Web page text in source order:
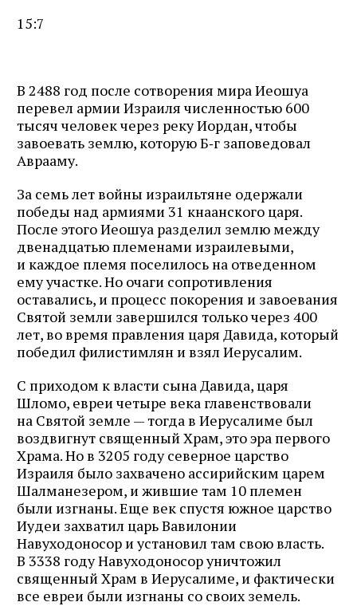
15:7
В 2488 год после сотворения мира Иеошуа
перевел армии Израиля численностью 600
тысяч человек через реку Иордан, чтобы
завоевать землю, которую Б‑г заповедовал
Аврааму.
За семь лет войны израильтяне одержали
победы над армиями 31 кнаанского царя.
После этого Иеошуа разделил землю между
двенадцатью племенами израилевыми,
и каждое племя поселилось на отведенном
ему участке. Но очаги сопротивления
оставались, и процесс покорения и завоевания
Святой земли завершился только через 400
лет, во время правления царя Давида, который
победил филистимлян и взял Иерусалим.
С приходом к власти сына Давида, царя
Шломо, евреи четыре века главенствовали
на Святой земле — тогда в Иерусалиме был
воздвигнут священный Храм, это эра первого
Храма. Но в 3205 году северное царство
Израиля было захвачено ассирийским царем
Шалманезером, и жившие там 10 племен
были изгнаны. Еще век спустя южное царство
Иудеи захватил царь Вавилонии
Навуходоносор и установил там свою власть.
В 3338 году Навуходоносор уничтожил
священный Храм в Иерусалиме, и фактически
все евреи были изгнаны со своих земель.